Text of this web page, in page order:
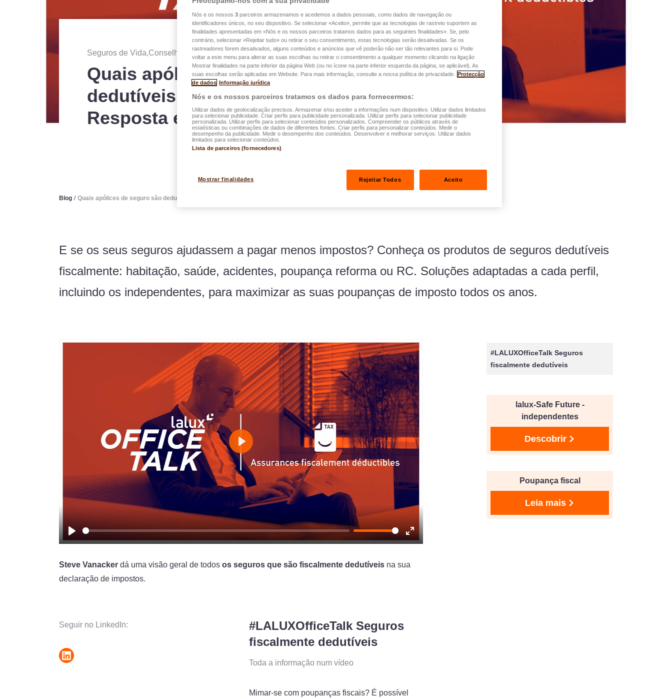
Seguros de Vida,Conselhos ・publicado no 02.01.2026
Quais apólices de seguro são
dedutíveis no Luxemburgo?
Resposta em vídeo
Blog / Quais apólices de seguro são dedutíveis no Luxemburgo? Resposta em vídeo
E se os seus seguros ajudassem a pagar menos impostos? Conheça os produtos de seguros dedutíveis
fiscalmente: habitação, saúde, acidentes, poupança reforma ou RC. Soluções adaptadas a cada perfil,
incluindo os independentes, para maximizar as suas poupanças de imposto todos os anos.
#LALUXOfficeTalk Seguros
fiscalmente dedutíveis
lalux-Safe Future -
independentes
Descobrir
Poupança fiscal
Leia mais
Play
Enter
Play
Steve Vanacker dá uma visão geral de todos os seguros que são fiscalmente dedutíveis na sua
declaração de impostos.
Seguir no LinkedIn:
#LALUXOfficeTalk Seguros
fiscalmente dedutíveis
Toda a informação num vídeo
Mimar-se com poupanças fiscais? É possível
Nós e os nossos 3 parceiros armazenamos e acedemos a dados pessoais, como dados de navegação ou
identificadores únicos, no seu dispositivo. Se selecionar «Aceito», permite que as tecnologias de rastreio suportem as
finalidades apresentadas em «Nós e os nossos parceiros tratamos dados para as seguintes finalidades». Se, pelo
contrário, selecionar «Rejeitar tudo» ou retirar o seu consentimento, estas tecnologias serão desativadas. Se os
rastreadores forem desativados, alguns conteúdos e anúncios que vê poderão não ser tão relevantes para si. Pode
voltar a este menu para alterar as suas escolhas ou retirar o consentimento a qualquer momento clicando na ligação
Mostrar finalidades na parte inferior da página Web (ou no ícone na parte inferior esquerda da página, se aplicável). As
suas escolhas serão aplicadas em Website. Para mais informação, consulte a nossa política de privacidade.
Protecção
de dados
Informação jurídica
Nós e os nossos parceiros tratamos os dados para fornecermos:
Utilizar dados de geolocalização precisos. Armazenar e/ou aceder a informações num dispositivo. Utilizar dados limitados
para selecionar publicidade. Criar perfis para publicidade personalizada. Utilizar perfis para selecionar publicidade
personalizada. Utilizar perfis para selecionar conteúdos personalizados. Compreender os públicos através de
estatísticas ou combinações de dados de diferentes fontes. Criar perfis para personalizar conteúdos. Medir o
desempenho da publicidade. Medir o desempenho dos conteúdos. Desenvolver e melhorar serviços. Utilizar dados
limitados para selecionar conteúdos.
Lista de parceiros (fornecedores)
Mostrar finalidades Rejeitar Todos Aceito